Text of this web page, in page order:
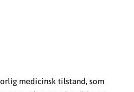
skal visse kriterier,